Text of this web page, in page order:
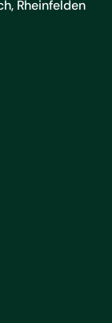
Rheinfelden